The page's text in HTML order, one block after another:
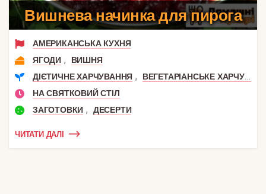
Вишнева начинка для пирога
АМЕРИКАНСЬКА КУХНЯ
ЯГОДИ ,
ВИШНЯ
ДІЄТИЧНЕ ХАРЧУВАННЯ ,
ВЕГЕТАРІАНСЬКЕ ХАРЧУВАННЯ
НА СВЯТКОВИЙ СТІЛ
ЗАГОТОВКИ , ДЕСЕРТИ
ЧИТАТИ ДАЛІ